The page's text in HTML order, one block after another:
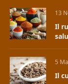
13
Il
5
Il